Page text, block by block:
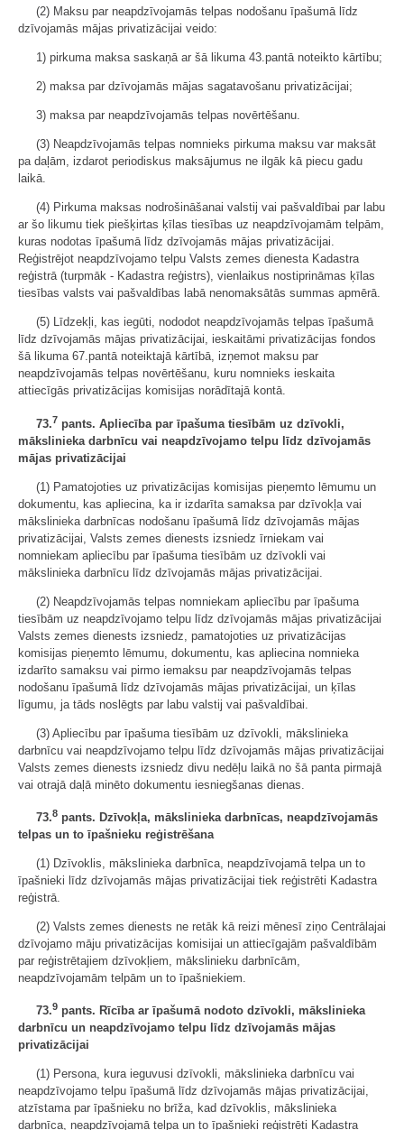
(2) Maksu par neapdzīvojamās telpas nodošanu īpašumā līdz
dzīvojamās mājas privatizācijai veido:
1) pirkuma maksa saskaņā ar šā likuma 43.pantā noteikto kārtību;
2) maksa par dzīvojamās mājas sagatavošanu privatizācijai;
3) maksa par neapdzīvojamās telpas novērtēšanu.
(3) Neapdzīvojamās telpas nomnieks pirkuma maksu var maksāt
pa daļām, izdarot periodiskus maksājumus ne ilgāk kā piecu gadu
laikā.
(4) Pirkuma maksas nodrošināšanai valstij vai pašvaldībai par labu
ar šo likumu tiek piešķirtas ķīlas tiesības uz neapdzīvojamām telpām,
kuras nodotas īpašumā līdz dzīvojamās mājas privatizācijai.
Reģistrējot neapdzīvojamo telpu Valsts zemes dienesta Kadastra
reģistrā (turpmāk - Kadastra reģistrs), vienlaikus nostiprināmas ķīlas
tiesības valsts vai pašvaldības labā nenomaksātās summas apmērā.
(5) Līdzekļi, kas iegūti, nododot neapdzīvojamās telpas īpašumā
līdz dzīvojamās mājas privatizācijai, ieskaitāmi privatizācijas fondos
šā likuma 67.pantā noteiktajā kārtībā, izņemot maksu par
neapdzīvojamās telpas novērtēšanu, kuru nomnieks ieskaita
attiecīgās privatizācijas komisijas norādītajā kontā.
73.7 pants. Apliecība par īpašuma tiesībām uz dzīvokli,
mākslinieka darbnīcu vai neapdzīvojamo telpu līdz dzīvojamās
mājas privatizācijai
(1) Pamatojoties uz privatizācijas komisijas pieņemto lēmumu un
dokumentu, kas apliecina, ka ir izdarīta samaksa par dzīvokļa vai
mākslinieka darbnīcas nodošanu īpašumā līdz dzīvojamās mājas
privatizācijai, Valsts zemes dienests izsniedz īrniekam vai
nomniekam apliecību par īpašuma tiesībām uz dzīvokli vai
mākslinieka darbnīcu līdz dzīvojamās mājas privatizācijai.
(2) Neapdzīvojamās telpas nomniekam apliecību par īpašuma
tiesībām uz neapdzīvojamo telpu līdz dzīvojamās mājas privatizācijai
Valsts zemes dienests izsniedz, pamatojoties uz privatizācijas
komisijas pieņemto lēmumu, dokumentu, kas apliecina nomnieka
izdarīto samaksu vai pirmo iemaksu par neapdzīvojamās telpas
nodošanu īpašumā līdz dzīvojamās mājas privatizācijai, un ķīlas
līgumu, ja tāds noslēgts par labu valstij vai pašvaldībai.
(3) Apliecību par īpašuma tiesībām uz dzīvokli, mākslinieka
darbnīcu vai neapdzīvojamo telpu līdz dzīvojamās mājas privatizācijai
Valsts zemes dienests izsniedz divu nedēļu laikā no šā panta pirmajā
vai otrajā daļā minēto dokumentu iesniegšanas dienas.
73.8 pants. Dzīvokļa, mākslinieka darbnīcas, neapdzīvojamās
telpas un to īpašnieku reģistrēšana
(1) Dzīvoklis, mākslinieka darbnīca, neapdzīvojamā telpa un to
īpašnieki līdz dzīvojamās mājas privatizācijai tiek reģistrēti Kadastra
reģistrā.
(2) Valsts zemes dienests ne retāk kā reizi mēnesī ziņo Centrālajai
dzīvojamo māju privatizācijas komisijai un attiecīgajām pašvaldībām
par reģistrētajiem dzīvokļiem, mākslinieku darbnīcām,
neapdzīvojamām telpām un to īpašniekiem.
73.9 pants. Rīcība ar īpašumā nodoto dzīvokli, mākslinieka
darbnīcu un neapdzīvojamo telpu līdz dzīvojamās mājas
privatizācijai
(1) Persona, kura ieguvusi dzīvokli, mākslinieka darbnīcu vai
neapdzīvojamo telpu īpašumā līdz dzīvojamās mājas privatizācijai,
atzīstama par īpašnieku no brīža, kad dzīvoklis, mākslinieka
darbnīca, neapdzīvojamā telpa un to īpašnieki reģistrēti Kadastra